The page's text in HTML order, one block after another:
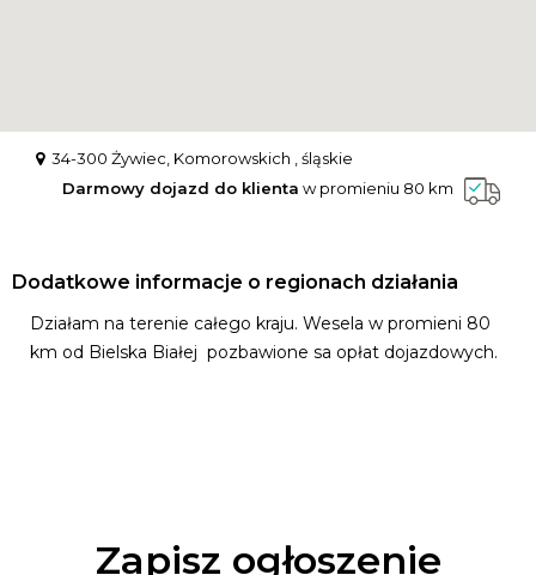
34-300 Żywiec, Komorowskich , śląskie
Darmowy dojazd do klienta w promieniu 80 km
Dodatkowe informacje o regionach działania
Działam na terenie całego kraju. Wesela w promieni 80
km od Bielska Białej pozbawione sa opłat dojazdowych.
Zapisz ogłoszenie